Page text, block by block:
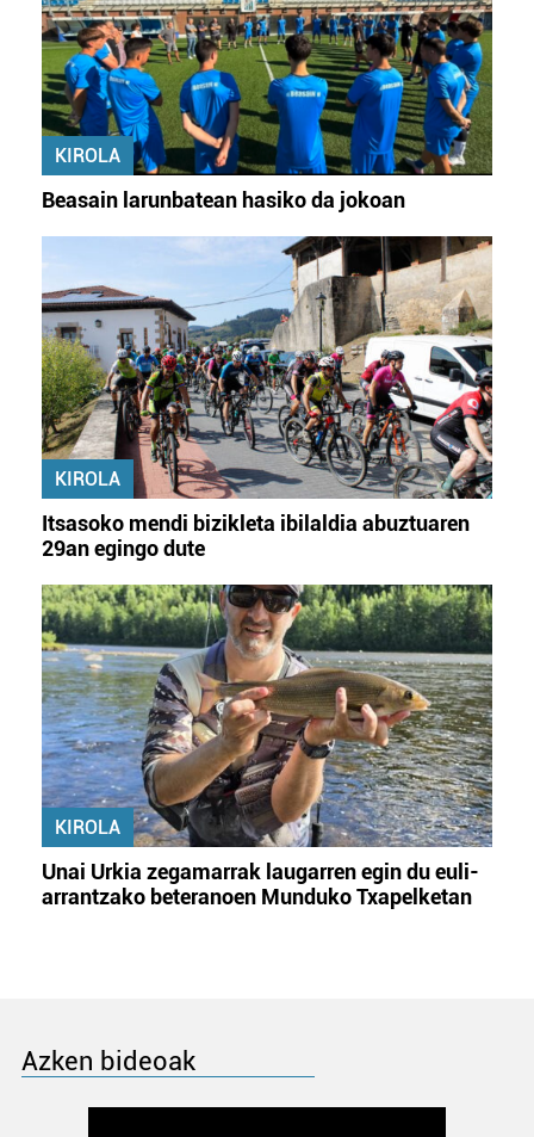
KIROLA
Beasain larunbatean hasiko da jokoan
KIROLA
Itsasoko mendi bizikleta ibilaldia abuztuaren
29an egingo dute
KIROLA
Unai Urkia zegamarrak laugarren egin du euli-
arrantzako beteranoen Munduko Txapelketan
Azken bideoak